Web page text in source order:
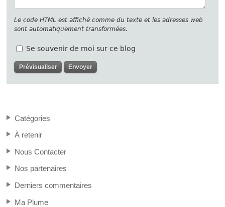
Le code HTML est affiché comme du texte et les adresses web
sont automatiquement transformées.
Se souvenir de moi sur ce blog
Catégories
À retenir
Nous Contacter
Nos partenaires
Derniers commentaires
Ma Plume